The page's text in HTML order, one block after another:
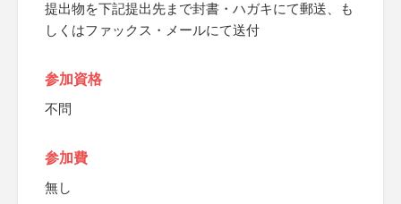
提出物を下記提出先まで封書・ハガキにて郵送、も
しくはファックス・メールにて送付
参加資格
不問
参加費
無し